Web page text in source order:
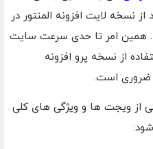
نسخه لایت افزونه المنتور در
همین امر تا حدی سرعت سایت
از نسخه پرو افزونه
از ویجت ها و ویژگی های کلی